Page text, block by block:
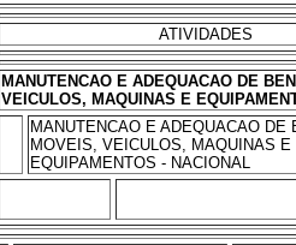
ATIVIDADES
MANUTENCAO E ADEQUACAO DE
VEICULOS, MAQUINAS E
MANUTENCAO E ADEQUACAO DE
MOVEIS, VEICULOS, MAQUINAS E
EQUIPAMENTOS - NACIONAL